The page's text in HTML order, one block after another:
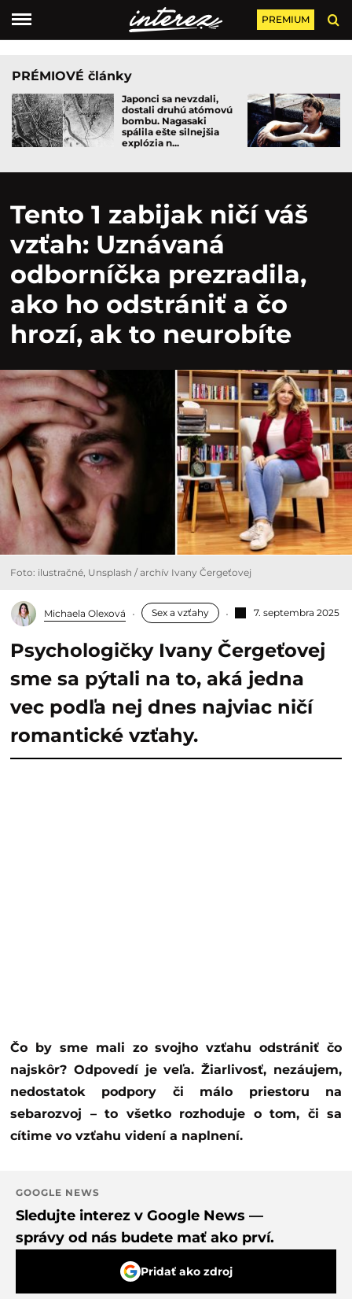
PREMIUM
PRÉMIOVÉ články
Japonci sa nevzdali,
dostali druhú atómovú
bombu. Nagasaki
spálila ešte silnejšia
explózia n...
Tento 1 zabijak ničí váš
vzťah: Uznávaná
odborníčka prezradila,
ako ho odstrániť a čo
hrozí, ak to neurobíte
Foto: ilustračné, Unsplash / archív Ivany Čergeťovej
Michaela Olexová Sex a vzťahy 7. septembra 2025
Psychologičky Ivany Čergeťovej
sme sa pýtali na to, aká jedna
vec podľa nej dnes najviac ničí
romantické vzťahy.
Čo by sme mali zo svojho vzťahu odstrániť čo
najskôr? Odpovedí je veľa. Žiarlivosť, nezáujem,
nedostatok podpory či málo priestoru na
sebarozvoj – to všetko rozhoduje o tom, či sa
cítime vo vzťahu videní a naplnení.
GOOGLE NEWS
Sledujte interez v Google News —
správy od nás budete mať ako prví.
Pridať ako zdroj